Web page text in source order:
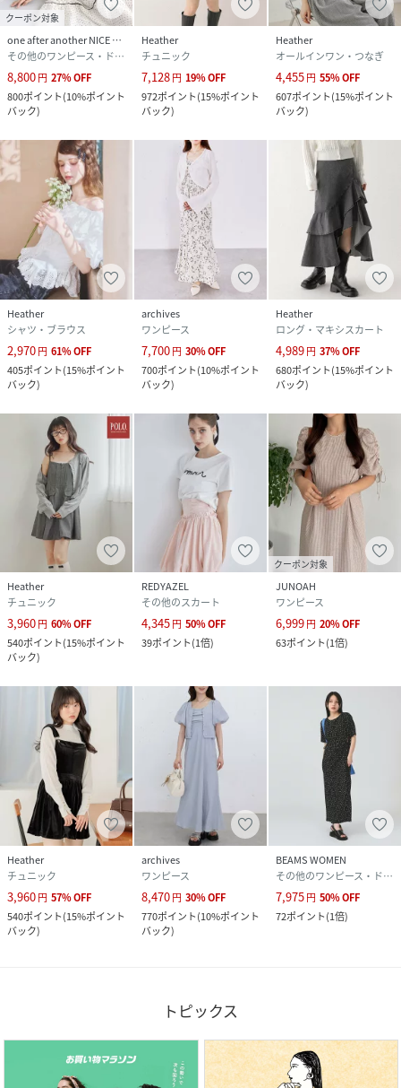
クーポン対象
one after another NICE CLAUP
その他のワンピース・ドレス
8,800円 27%OFF
800ポイント(10%ポイント
バック)
Heather
チュニック
7,128円 19%OFF
972ポイント(15%ポイント
バック)
Heather
オールインワン・つなぎ
4,455円 55%OFF
607ポイント(15%ポイント
バック)
Heather
シャツ・ブラウス
2,970円 61%OFF
405ポイント(15%ポイント
バック)
archives
ワンピース
7,700円 30%OFF
700ポイント(10%ポイント
バック)
Heather
ロング・マキシスカート
4,989円 37%OFF
680ポイント(15%ポイント
バック)
Heather
チュニック
3,960円 60%OFF
540ポイント(15%ポイント
バック)
REDYAZEL
その他のスカート
4,345円 50%OFF
39ポイント(1倍)
クーポン対象
JUNOAH
ワンピース
6,999円 20%OFF
63ポイント(1倍)
Heather
チュニック
3,960円 57%OFF
540ポイント(15%ポイント
バック)
archives
ワンピース
8,470円 30%OFF
770ポイント(10%ポイント
バック)
BEAMS WOMEN
その他のワンピース・ドレス
7,975円 50%OFF
72ポイント(1倍)
トピックス